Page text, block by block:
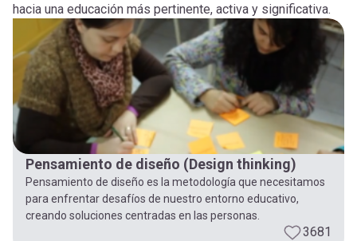
hacia una educación más pertinente, activa y significativa.
Pensamiento de diseño (Design thinking)
Pensamiento de diseño es la metodología que necesitamos
para enfrentar desafíos de nuestro entorno educativo,
creando soluciones centradas en las personas.
3681